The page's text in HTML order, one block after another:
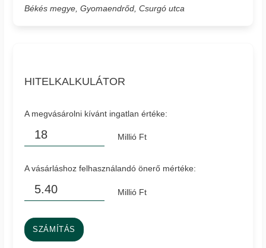
Békés megye, Gyomaendrőd, Csurgó utca
HITELKALKULÁTOR
A megvásárolni kívánt ingatlan értéke:
Millió Ft
A vásárláshoz felhasználandó önerő mértéke:
Millió Ft
SZÁMÍTÁS